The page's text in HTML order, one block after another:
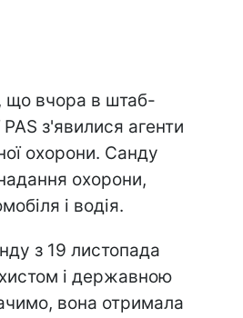
що вчора в штаб-
PAS з'явилися агенти
охорони. Санду
охорони,
і водія.
з 19 листопада
і державною
вона отримала